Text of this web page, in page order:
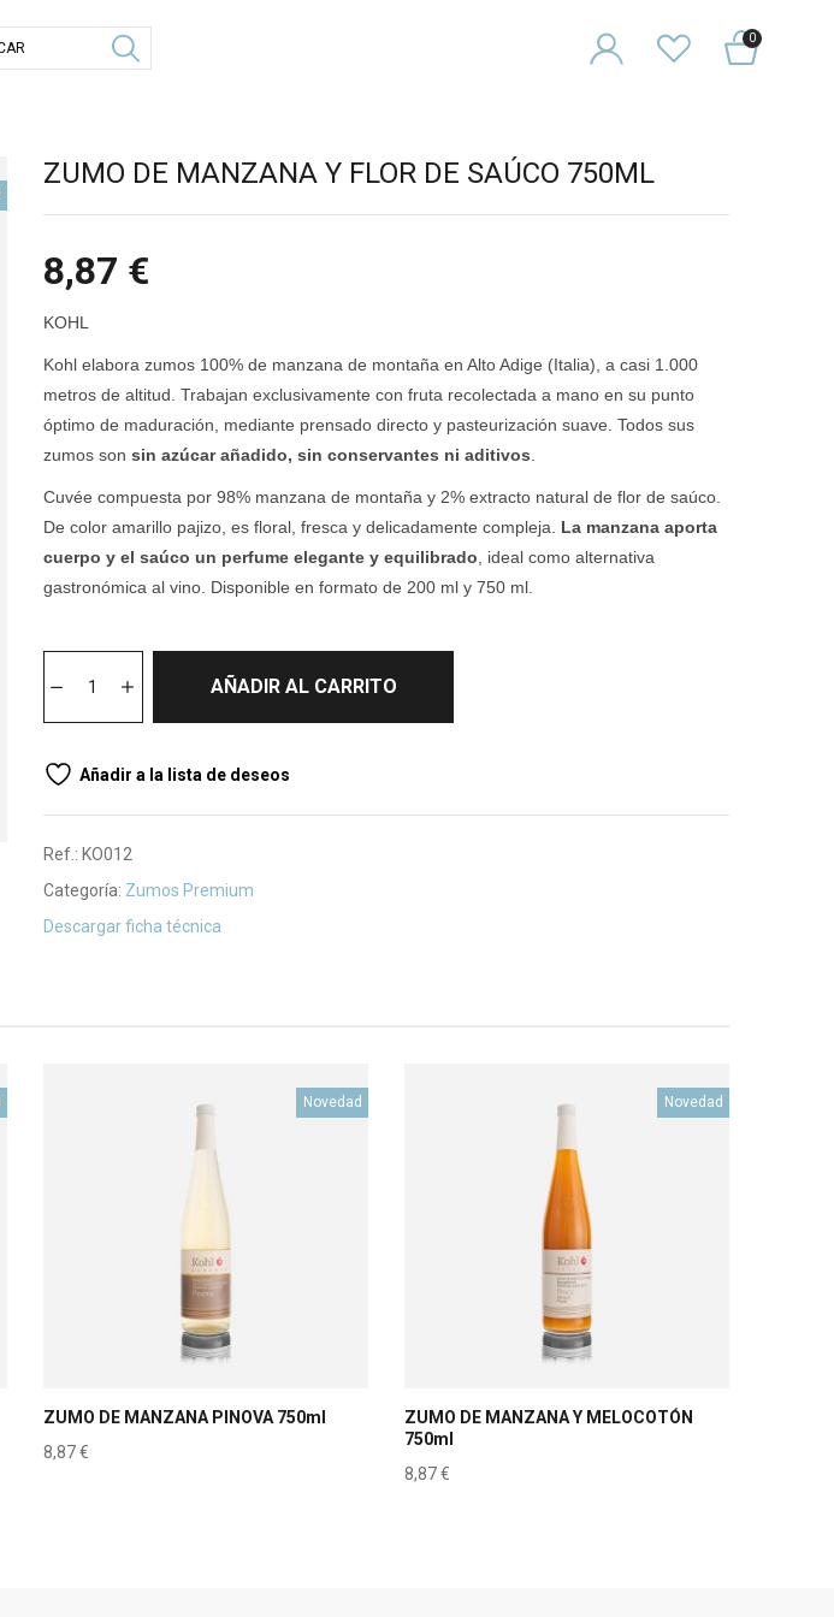
0
ZUMO DE MANZANA Y FLOR DE SAÚCO 750ML
8,87 €
KOHL
Kohl elabora zumos 100% de manzana de montaña en Alto Adige (Italia), a casi 1.000
metros de altitud. Trabajan exclusivamente con fruta recolectada a mano en su punto
óptimo de maduración, mediante prensado directo y pasteurización suave. Todos sus
zumos son sin azúcar añadido, sin conservantes ni aditivos
Cuvée compuesta por 98% manzana de montaña y 2% extracto natural de flor de saúco.
De color amarillo pajizo, es floral, fresca y delicadamente compleja. La manzana aporta
cuerpo y el saúco un perfume elegante y equilibrado , ideal como alternativa
gastronómica al vino. Disponible en formato de 200 ml y 750 ml.
AÑADIR AL CARRITO
Añadir a la lista de deseos
Ref.: KO012
Categoría: Zumos Premium
Descargar ficha técnica
Novedad
ZUMO DE MANZANA PINOVA 750ml
8,87€
Novedad
ZUMO DE MANZANA Y MELOCOTÓN
750ml
8,87€